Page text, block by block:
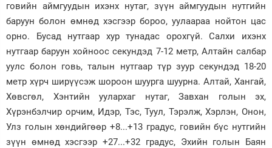
говийн аймгуудын ихэнх нутаг, зүүн аймгуудын нутгийн
баруун болон өмнөд хэсгээр бороо, уулаараа нойтон цас
орно. Бусад нутгаар хур тунадас орохгүй. Салхи ихэнх
нутгаар баруун хойноос секундэд 7-12 метр, Алтайн салбар
уулс болон говь, талын нутгаар түр зуур секундэд 18-20
метр хүрч ширүүсэж шороон шуурга шуурна. Алтай, Хангай,
Хөвсгөл, Хэнтийн уулархаг нутаг, Завхан голын эх,
Хүрэнбэлчир орчим, Идэр, Тэс, Туул, Тэрэлж, Хэрлэн, Онон,
Улз голын хөндийгөөр +8...+13 градус, говийн бүс нутгийн
зүүн өмнөд хэсгээр +27...+32 градус, Эхийн голын Баян